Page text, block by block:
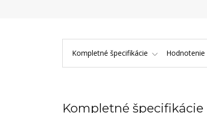
Kompletné špecifikácie Hodnotenie
Kompletné špecifikácie